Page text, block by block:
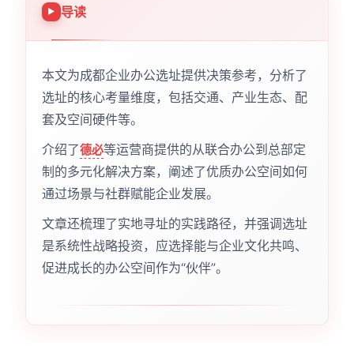
导读
本文为成都企业办公选址提供决策参考，分析了
选址的核心考量维度，包括交通、产业生态、配
套及空间硬件等。
介绍了德必等运营商提供的从联合办公到总部定
制的多元化解决方案，阐述了优质办公空间如何
通过场景与社群赋能企业发展。
文章还梳理了实地寻址的实践路径，并强调选址
是系统性战略投资，应选择能与企业文化共鸣、
促进成长的办公空间作为“伙伴”。